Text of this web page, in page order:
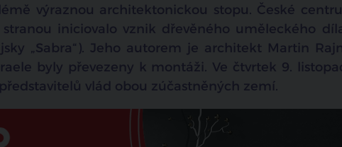
výraznou architektonickou stopu. České
iniciovalo vznik dřevěného uměleckého
„Sabra“). Jeho autorem je architekt Martin
byly převezeny k montáži. Ve čtvrtek 9.
vlád obou zúčastněných zemí.